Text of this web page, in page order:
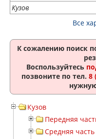
Кузов
Все
К сожалению поиск
Воспользуйтесь
позвоните по тел. 8
Кузов
Передняя
Средняя часть